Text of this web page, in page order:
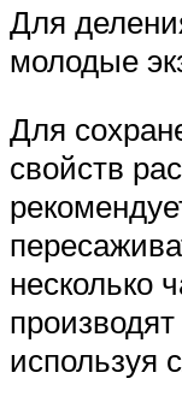
Для
молодые
Для
свойств
несколько
используя